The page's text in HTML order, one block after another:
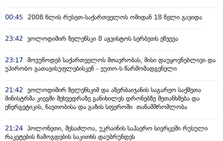
00:45 2008 წლის რუსეთ-საქართველოს ომიდან 18 წელი გავიდა
23:42 ვოლოდიმირ ზელენსკი 8 აგვისტოს სერბეთს ეწვევა
23:17 მოვუწოდებ საქართველოს მთავრობას, მისი დაუყოვნებლივი და
უპირობო გათავისუფლებისკენ - ეუთო-ს წარმომადგენელი
21:42
ვოლოდიმირ ზელენსკიმ და აზერბაიჯანის საგარეო საქმეთა
მინისტრმა კიევში შეხვედრაზე განიხილეს დრონებზე შეთანხმება და
ენერგეტიკის, ნავთობისა და გაზის სფეროში თანამშრომლობა
21:24 პოლონეთი, შესაძლოა, უკრაინის საჰაერო სივრცეში რუსული
რაკეტების ჩამოგდების საკითხს დაუბრუნდეს